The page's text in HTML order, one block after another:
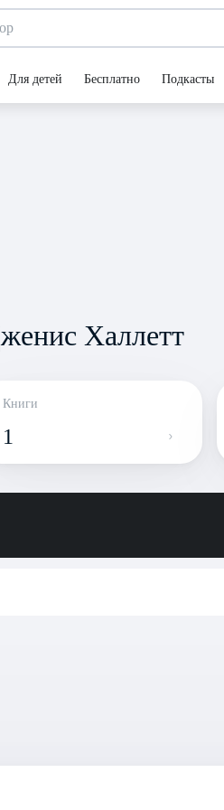
Для детей Бесплатно Подкасты
Халлетт
Книги
1